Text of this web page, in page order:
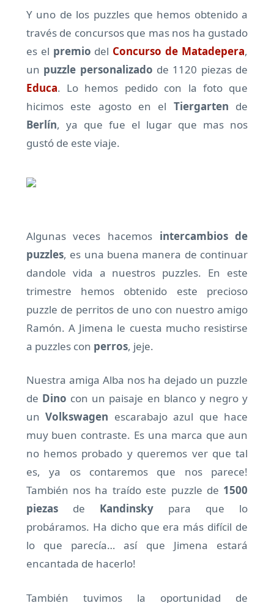
Y uno de los puzzles que hemos obtenido a
través de concursos que mas nos ha gustado
es el premio del Concurso de Matadepera,
un puzzle personalizado de 1120 piezas de
Educa. Lo hemos pedido con la foto que
hicimos este agosto en el Tiergarten de
Berlín, ya que fue el lugar que mas nos
gustó de este viaje.
Algunas veces hacemos intercambios de
puzzles, es una buena manera de continuar
dandole vida a nuestros puzzles. En este
trimestre hemos obtenido este precioso
puzzle de perritos de uno con nuestro amigo
Ramón. A Jimena le cuesta mucho resistirse
a puzzles con perros, jeje.
Nuestra amiga Alba nos ha dejado un puzzle
de Dino con un paisaje en blanco y negro y
unVolkswagen escarabajo azul que hace
muy buen contraste. Es una marca que aun
no hemos probado y queremos ver que tal
es, ya os contaremos que nos parece!
También nos ha traído este puzzle de 1500
piezasde Kandinskypara que lo
probáramos. Ha dicho que era más difícil de
lo que parecía… así que Jimena estará
encantada de hacerlo!
También tuvimos la oportunidad de